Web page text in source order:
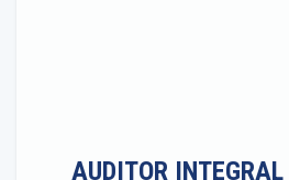
AUDITOR INTEGRAL